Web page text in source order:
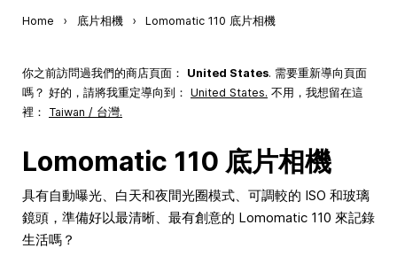
Home › 底片相機 › Lomomatic 110 底片相機
你之前訪問過我們的商店頁面： United States. 需要重新導向頁面
嗎？ 好的，請將我重定導向到： United States. 不用，我想留在這
裡： Taiwan / 台灣.
Lomomatic 110 底片相機
具有自動曝光、白天和夜間光圈模式、可調較的 ISO 和玻璃
鏡頭，準備好以最清晰、最有創意的 Lomomatic 110 來記錄
生活嗎？